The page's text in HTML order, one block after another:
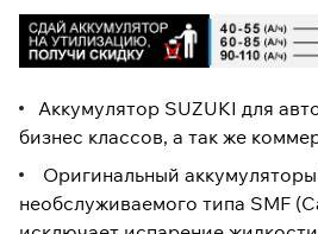
Аккумулятор SUZUKI для
бизнес классов, а так же
Оригинальный
необслуживаемого типа SMF